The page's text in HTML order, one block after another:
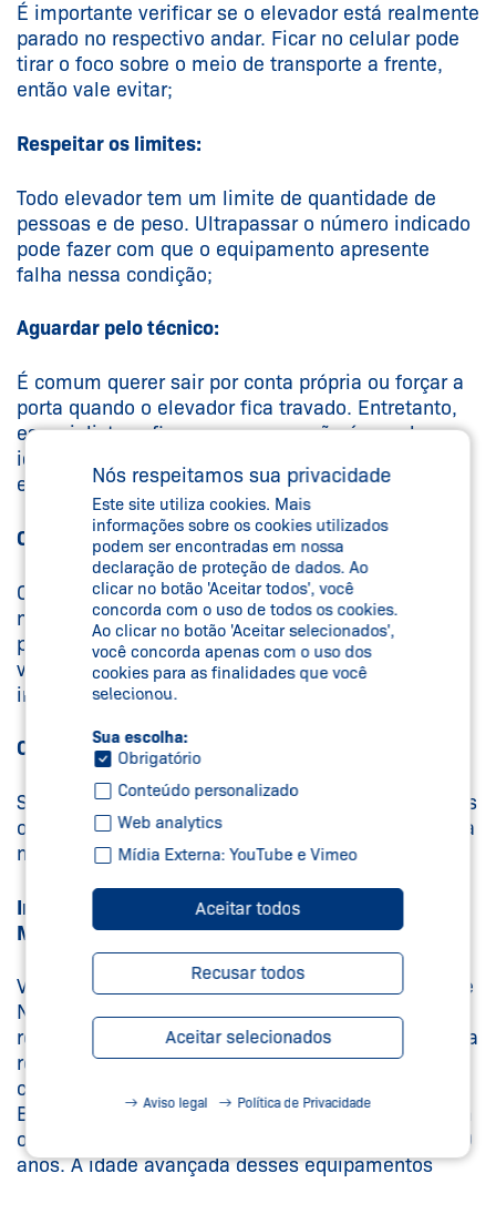
É importante verificar se o elevador está realmente
parado no respectivo andar. Ficar no celular pode
tirar o foco sobre o meio de transporte a frente,
então vale evitar;
Respeitar os limites:
Todo elevador tem um limite de quantidade de
pessoas e de peso. Ultrapassar o número indicado
pode fazer com que o equipamento apresente
falha nessa condição;
Aguardar pelo técnico:
É comum querer sair por conta própria ou forçar a
porta quando o elevador fica travado. Entretanto,
especialistas afirmam que essa não é uma boa
ideia e o correto é usar o botão de emergência e
esperar por ajuda;
Observar o nivelamento:
O correto é que o elevador fique nivelado ou no
máximo a um centímetro e meio de diferença do
piso, caso contrário, algo pode estar errado. Se
verificar essa condição, é válido acionar
imediatamente o responsável do prédio;
Observar sons e movimentos:
Se o equipamento está fazendo barulhos estranhos
ou se há trepidações incomuns, é válido contatar a
manutenção.
Importância da Manutenção Preventiva e da
Modernização dos Equipamentos
Vale lembrar que a ABNT (Associação Brasileira de
Normas Técnicas) recomenda que todo elevador
receba manutenção preventiva mensalmente. Essa
recomendação é ainda mais crucial quando
consideramos que a maioria dos elevadores no
Brasil é antiga, com mais de 500 mil unidades em
operação, das quais cerca de 70% têm mais de 20
anos. A idade avançada desses equipamentos
Nós respeitamos sua privacidade
Este site utiliza cookies. Mais
informações sobre os cookies utilizados
podem ser encontradas em nossa
declaração de proteção de dados. Ao
clicar no botão 'Aceitar todos', você
concorda com o uso de todos os cookies.
Ao clicar no botão 'Aceitar selecionados',
você concorda apenas com o uso dos
cookies para as finalidades que você
selecionou.
Sua escolha:
Obrigatório
Conteúdo personalizado
Web analytics
Mídia Externa: YouTube e Vimeo
Aceitar todos
Recusar todos
Aceitar selecionados
Aviso legal Política de Privacidade